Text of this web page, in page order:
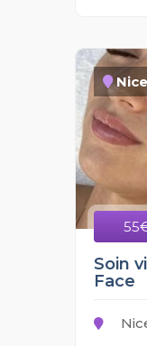
Soin
Face